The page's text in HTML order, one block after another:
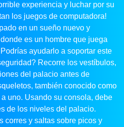
experiencia y luchar por su
los juegos de computadora!
en un sueño nuevo y
es un hombre que juega
ayudarlo a soportar este
Recorre los vestíbulos,
del palacio antes de
también conocido como
uno. Usando su consola, debe
de los niveles del palacio.
corres y saltas sobre picos y